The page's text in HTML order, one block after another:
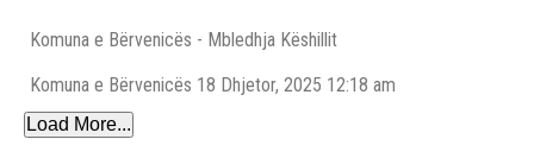
Komuna e Bërvenicës - Mbledhja Këshillit
Komuna e Bёrvenicёs 18 Dhjetor, 2025 12:18 am
Load More...